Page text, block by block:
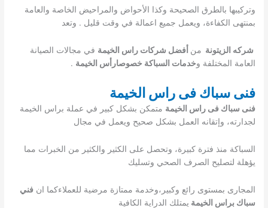
وتركيبها بالطرق الصحيحة وكذا الأحواض والمراحيض الخاصة والعامة
بمنتهى الكفاءة، ويعمل جميع اعمالة في وقت قليل . وتعد
شركه الزيتونة من أفضل شركات راس الخيمة في مجالات الصيانة
العامة المختلفة وخدمات السباكة خصوصارأس الخيمة .
فنى سباك فى راس الخيمة
فنى سباك فى راس الخيمة متمكن بشكل كبير في عملة براس الخيمة
لجدارته، وإتقانه العمل بشكل صحيح ويعمل في مجال
السباكة منذ فترة كبيرة، وتحصل على الكثير والكثير من الخبرات مما
يؤهلة لتصليح الصرف الصحي وتسليك
المجارى بمستوى رائع وكبير،وخدمة ممتازة مرضية للعملاءكما انفني
سباك براس الخيمة يمتلك الدراية الكافية